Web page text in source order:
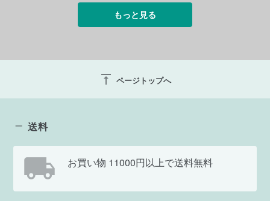
もっと見る
vertical_align_top ページトップへ
送料
お買い物 11000円以上で送料無料